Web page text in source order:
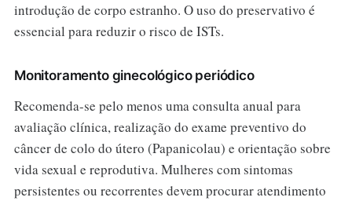
introdução de corpo estranho. O uso do preservativo é
essencial para reduzir o risco de ISTs.
Monitoramento ginecológico periódico
Recomenda-se pelo menos uma consulta anual para
avaliação clínica, realização do exame preventivo do
câncer de colo do útero (Papanicolau) e orientação sobre
vida sexual e reprodutiva. Mulheres com sintomas
persistentes ou recorrentes devem procurar atendimento